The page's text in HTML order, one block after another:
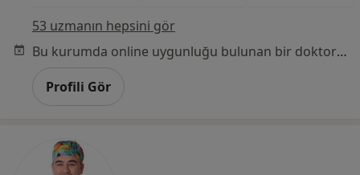
53 uzmanın hepsini gör
Bu kurumda online uygunluğu bulunan bir doktor veya uzman bulunamadı
Profili Gör